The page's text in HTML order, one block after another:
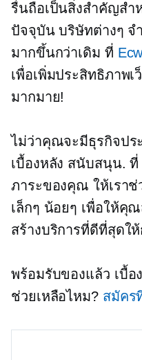
รื่นถือเป็นสิ่งสำคัญสำ
ปัจจุบัน บริษัทต่างๆ จ
มากขึ้นกว่าเดิม ที่
เพื่อเพิ่มประสิทธิภาพ
มากมาย!
ไม่ว่าคุณจะมีธุรกิจปร
เบื้องหลัง สนับสนุน. ที่
ภาระของคุณ ให้เรา
เล็กๆ น้อยๆ เพื่อให้คุ
สร้างบริการที่ดีที่สุดใ
พร้อมรับของแล้ว เบื้อ
ช่วยเหลือไหม? สมัคร